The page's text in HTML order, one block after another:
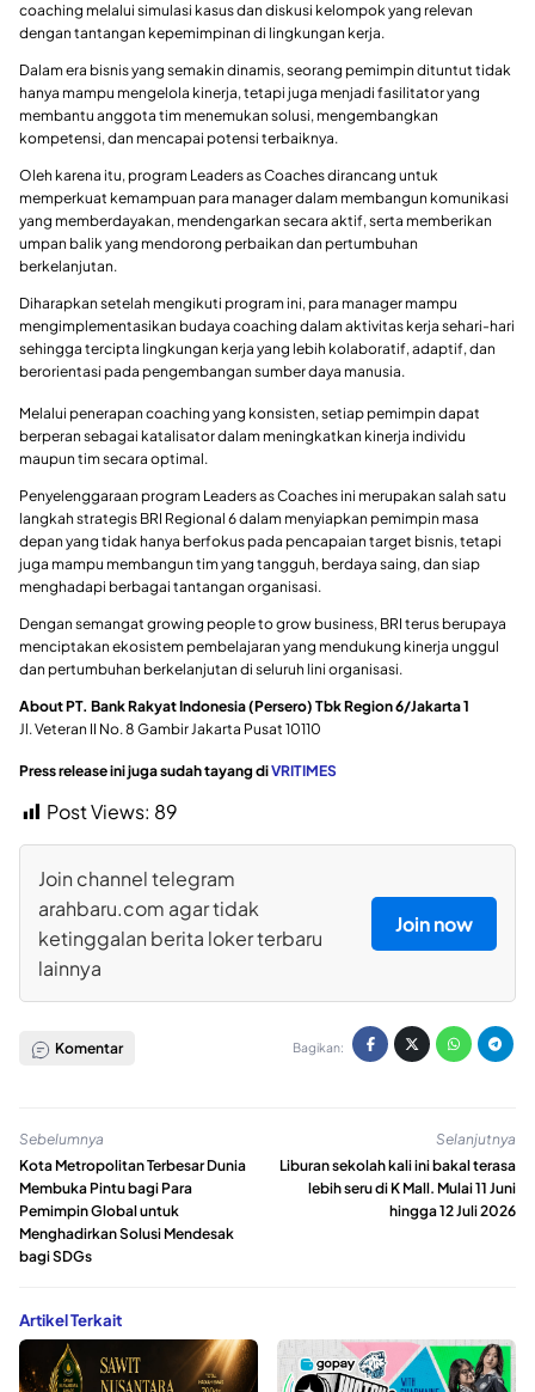
coaching melalui simulasi kasus dan diskusi kelompok yang relevan
dengan tantangan kepemimpinan di lingkungan kerja.
Dalam era bisnis yang semakin dinamis, seorang pemimpin dituntut tidak
hanya mampu mengelola kinerja, tetapi juga menjadi fasilitator yang
membantu anggota tim menemukan solusi, mengembangkan
kompetensi, dan mencapai potensi terbaiknya.
Oleh karena itu, program Leaders as Coaches dirancang untuk
memperkuat kemampuan para manager dalam membangun komunikasi
yang memberdayakan, mendengarkan secara aktif, serta memberikan
umpan balik yang mendorong perbaikan dan pertumbuhan
berkelanjutan.
Diharapkan setelah mengikuti program ini, para manager mampu
mengimplementasikan budaya coaching dalam aktivitas kerja sehari-hari
sehingga tercipta lingkungan kerja yang lebih kolaboratif, adaptif, dan
berorientasi pada pengembangan sumber daya manusia.
Melalui penerapan coaching yang konsisten, setiap pemimpin dapat
berperan sebagai katalisator dalam meningkatkan kinerja individu
maupun tim secara optimal.
Penyelenggaraan program Leaders as Coaches ini merupakan salah satu
langkah strategis BRI Regional 6 dalam menyiapkan pemimpin masa
depan yang tidak hanya berfokus pada pencapaian target bisnis, tetapi
juga mampu membangun tim yang tangguh, berdaya saing, dan siap
menghadapi berbagai tantangan organisasi.
Dengan semangat growing people to grow business, BRI terus berupaya
menciptakan ekosistem pembelajaran yang mendukung kinerja unggul
dan pertumbuhan berkelanjutan di seluruh lini organisasi.
About PT. Bank Rakyat Indonesia (Persero) Tbk Region 6/Jakarta 1
Jl. Veteran II No. 8 Gambir Jakarta Pusat 10110
Press release ini juga sudah tayang diVRITIMES
Post Views: 89
Join channel telegram
arahbaru.com agar tidak
ketinggalan berita loker terbaru
lainnya
Join now
Komentar Bagikan:
Sebelumnya
Kota Metropolitan Terbesar Dunia
Membuka Pintu bagi Para
Pemimpin Global untuk
Menghadirkan Solusi Mendesak
bagi SDGs
Selanjutnya
Liburan sekolah kali ini bakal terasa
lebih seru di K Mall. Mulai 11 Juni
hingga 12 Juli 2026
Artikel Terkait